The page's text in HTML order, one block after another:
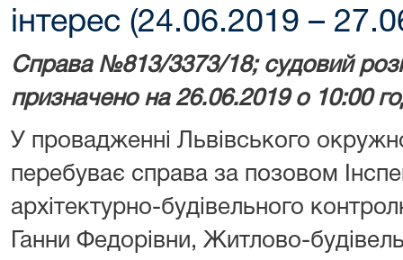
інтерес (24.06.2019 –
Справа №813/3373/18; судовий
призначено на 26.06.2019 о 10:00
У провадженні Львівського
перебуває справа за позовом
архітектурно-будівельного
Ганни Федорівни, Житлово-